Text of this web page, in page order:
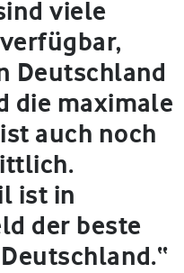
viele
Deutschland
die maximale
auch noch
ist in
der beste